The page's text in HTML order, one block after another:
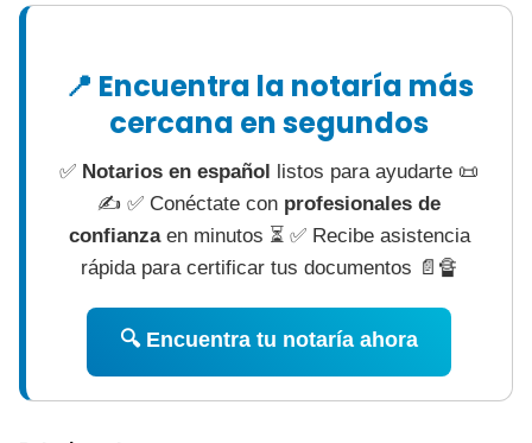
📍 Encuentra la notaría más
cercana en segundos
✅ Notarios en español listos para ayudarte 📜
✍ ✅ Conéctate con profesionales de
confianzaen minutos ⏳ ✅ Recibe asistencia
rápida para certificar tus documentos 📄🔏
🔍 Encuentra tu notaría ahora